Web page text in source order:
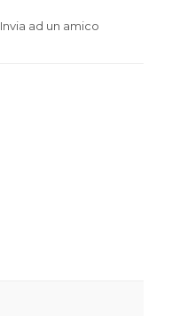
Invia ad un amico